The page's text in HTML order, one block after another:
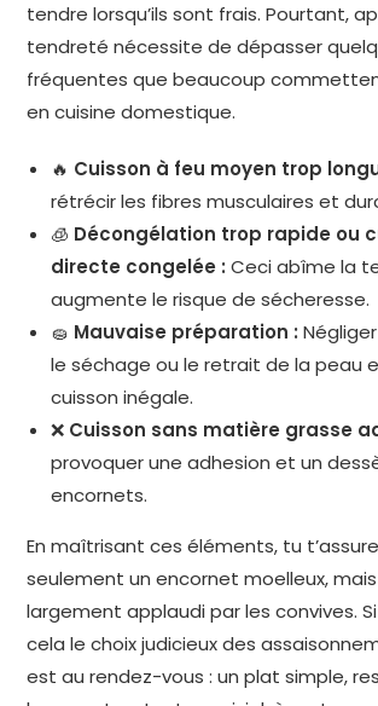
tendre lorsqu’ils sont frais. Pourtant,
tendreté nécessite de dépasser
fréquentes que beaucoup
en cuisine domestique.
🔥 Cuisson à feu moyen trop
rétrécir les fibres musculaires et
🧊 Décongélation trop rapide ou
directe congelée : Ceci abîme la
augmente le risque de sécheresse.
🧽 Mauvaise préparation :
le séchage ou le retrait de la peau
cuisson inégale.
❌ Cuisson sans matière grasse
provoquer une adhesion et un
encornets.
En maîtrisant ces éléments, tu
seulement un encornet moelleux,
largement applaudi par les convives.
cela le choix judicieux des
est au rendez-vous : un plat simple,